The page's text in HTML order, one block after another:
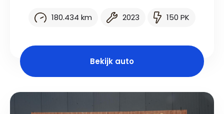
180.434 km 2023 150 PK
Bekijk auto